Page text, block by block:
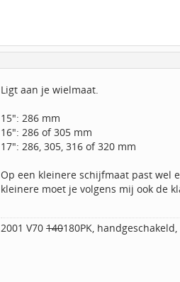
Ligt aan je wielmaat.
15": 286 mm
16": 286 of 305 mm
17": 286, 305, 316 of 320 mm
Op een kleinere schijfmaat past wel
kleinere moet je volgens mij ook de
2001 V70 140180PK,